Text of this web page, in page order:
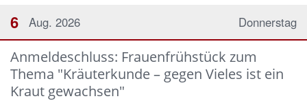
Donnerstag
6 Aug. 2026
Anmeldeschluss: Frauenfrühstück zum
Thema "Kräuterkunde – gegen Vieles ist ein
Kraut gewachsen"